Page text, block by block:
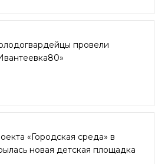
провели
«Городская среда» в
новая детская площадка